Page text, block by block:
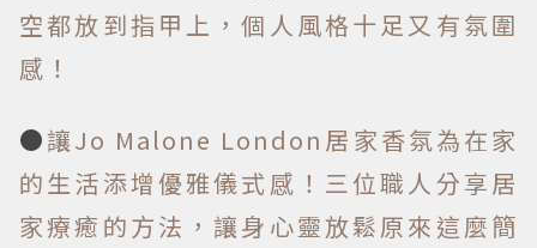
空都放到指甲上，個人風格十足又有氛圍
感！
●讓Jo Malone London居家香氛為在家
的生活添增優雅儀式感！三位職人分享居
家療癒的方法，讓身心靈放鬆原來這麼簡